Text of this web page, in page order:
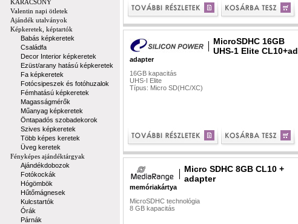
KARÁCSONY
Valentin napi ötletek
Ajándék utalványok
Képkeretek, képtartók
Babás képkeretek
Családfa
Decor Interior képkeretek
Ezüst/arany hatású képkeretek
Fa képkeretek
Fotócsipeszek és fotóhuzalok
Fémhatású képkeretek
Magasságmérők
Műanyag képkeretek
Öntapadós szobadekorok
Szives képkeretek
Több képes keretek
Üveg keretek
Fényképes ajándéktárgyak
Ajándékdobozok
Fotókockák
Hógömbök
Hűtőmágnesek
Kulcstartók
Órák
Párnák
MicroSDHC 16GB
UHS-1 Elite CL10+ad
adapter
16GB kapacitás
UHS-I Elite
Típus: Micro SD(HC/XC)
Micro SDHC 8GB CL10 +
adapter
memóriakártya
MicroSDHC technológia
8 GB kapacitás